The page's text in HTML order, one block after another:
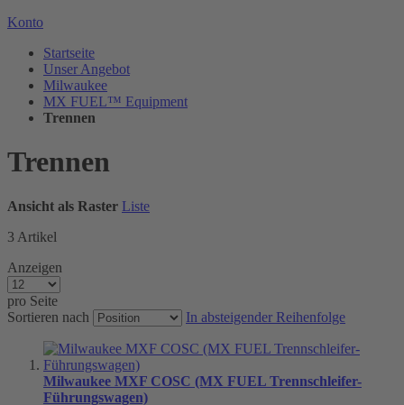
Konto
Startseite
Unser Angebot
Milwaukee
MX FUEL™ Equipment
Trennen
Trennen
Ansicht als Raster Liste
3 Artikel
Anzeigen
pro Seite
Sortieren nach
In absteigender Reihenfolge
Milwaukee MXF COSC (MX FUEL Trennschleifer-
Führungswagen)